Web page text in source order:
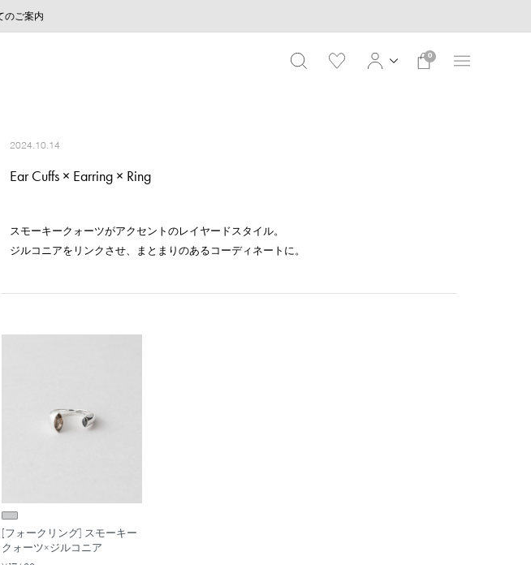
内届け状況について
のご案内
>>
内届け状況について
0
2024.10.14
Ear Cuffs × Earring × Ring
スモーキークォーツがアクセントのレイヤードスタイル。
ジルコニアをリンクさせ、まとまりのあるコーディネートに。
[フォークリング] スモーキー
クォーツ×ジルコニア